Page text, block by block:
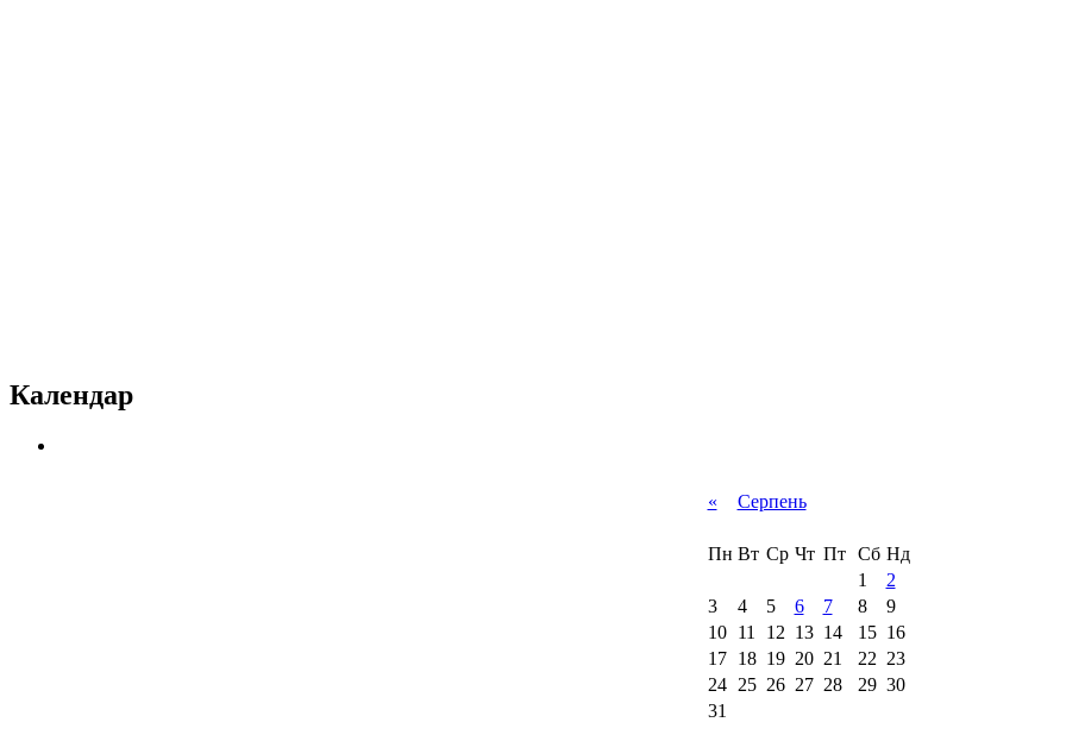
Календар
« Серпень
Пн Вт Ср Чт Пт Сб Нд
1
2
3
4 5 6 7 8
9
10
11 12 13 14 15 16
17
18 19 20 21 22 23
24
25 26 27 28 29 30
31